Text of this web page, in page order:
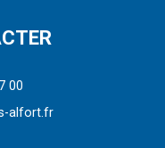
00
alfort.fr